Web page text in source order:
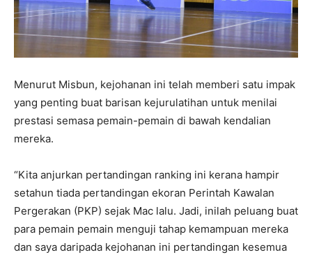
Menurut Misbun, kejohanan ini telah memberi satu impak
yang penting buat barisan kejurulatihan untuk menilai
prestasi semasa pemain-pemain di bawah kendalian
mereka.
“Kita anjurkan pertandingan ranking ini kerana hampir
setahun tiada pertandingan ekoran Perintah Kawalan
Pergerakan (PKP) sejak Mac lalu. Jadi, inilah peluang buat
para pemain pemain menguji tahap kemampuan mereka
dan saya daripada kejohanan ini pertandingan kesemua